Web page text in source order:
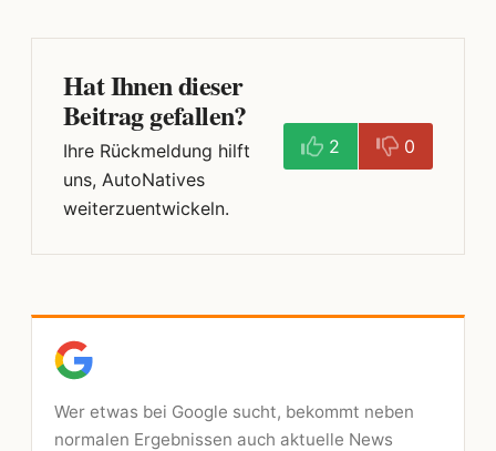
Hat Ihnen dieser
Beitrag gefallen?
Ihre Rückmeldung hilft
uns, AutoNatives
weiterzuentwickeln.
2 0
Wer etwas bei Google sucht, bekommt neben
normalen Ergebnissen auch aktuelle News